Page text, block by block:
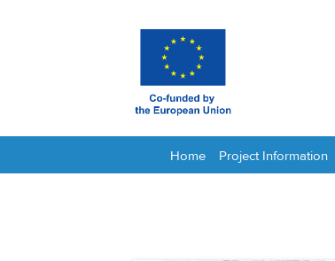
Home Project Information